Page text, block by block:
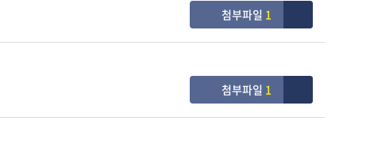
첨부파일 1
첨부파일 1